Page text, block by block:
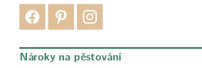
Nároky na pěstování